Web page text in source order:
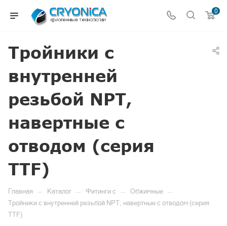
0
Тройники с
внутренней
резьбой NPT,
навертные с
отводом (серия
TTF)
Главная — Каталог — Фитинги c — Обжимные —
Тройники с внутренней резьбой NPT, навертные с отводом (серия
TTF)